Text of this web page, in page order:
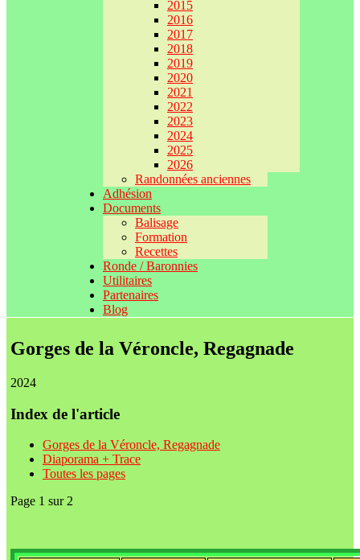
2015
2016
2017
2018
2019
2020
2021
2022
2023
2024
2025
2026
Randonnées anciennes
Adhésion
Documents
Balisage
Formation
Recettes
Ronde / Baronnies
Utilitaires
Partenaires
Blog
Gorges de la Véroncle, Regagnade
2024
Index de l'article
Gorges de la Véroncle, Regagnade
Diaporama + Trace
Toutes les pages
Page 1 sur 2